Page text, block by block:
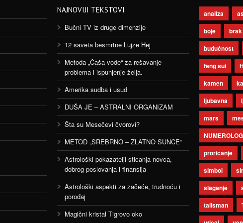
NAJNOVIJI TEKSTOVI
Bučni TV iz druge dimenzije
12 saveta besmrtne Lujze Hej
Metoda „Čaša vode“ za rešavanje
problema i ispunjenje želja.
Amerika sudba i usud
DUŠA JE – ASTRALNI ORGANIZAM
Šta su Mesečevi čvorovi?
METOD „SREBRNO – ZLATNO SUNCE“
Astrološki pokazatelji sticanja novca,
dobrog poslovanja i finansija
Astrološki aspekti za začeće, trudnoću i
porođaj
Magični kristal Tigrovo oko
analiza
boje
brak
budućnost
feng šui
kamen
ljubavna
mars
proricanje
simbol
slaganje
talisman